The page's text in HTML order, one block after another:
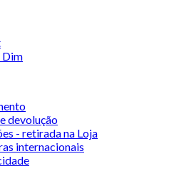
Dim
devolução
- retirada na Loja
internacionais